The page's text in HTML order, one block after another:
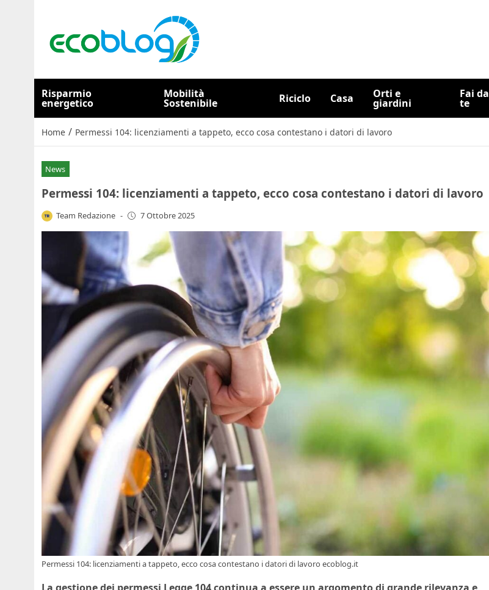
Risparmio
energetico
Mobilità
Sostenibile Riciclo Casa Orti e
giardini
Fai da
te
Home / Permessi 104: licenziamenti a tappeto, ecco cosa contestano i datori di lavoro
News
Permessi 104: licenziamenti a tappeto, ecco cosa contestano i datori di lavoro
Team Redazione - 7 Ottobre 2025
Permessi 104: licenziamenti a tappeto, ecco cosa contestano i datori di lavoro ecoblog.it